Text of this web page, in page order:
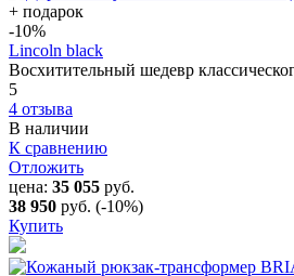
+ подарок
-10%
Lincoln black
Восхитительный шедевр
5
4 отзыва
В наличии
К сравнению
Отложить
цена: 35 055 руб.
38 950 руб. (-10%)
Купить